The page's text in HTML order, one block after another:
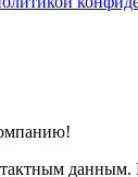
данным.